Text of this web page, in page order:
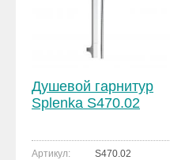
Душевой гарнитур
Splenka S470.02
Артикул:
S470.02